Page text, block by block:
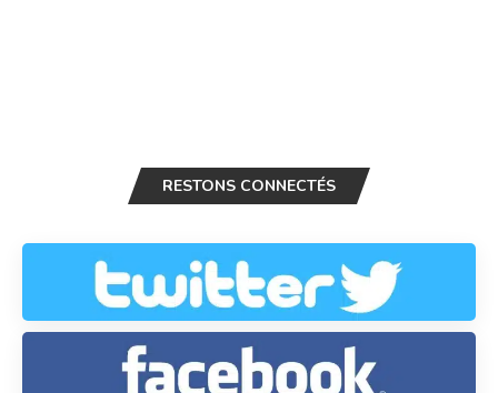
RESTONS CONNECTÉS